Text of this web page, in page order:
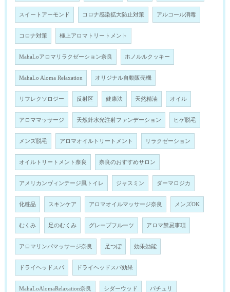
スイートアーモンド コロナ感染拡大防止対策 アルコール消毒
コロナ対策 極上アロマトリートメント
MahaLoアロマリラクゼーション奈良 ホノルルクッキー
MahaLo Aloma Relaxation オリジナル自動販売機
リフレクソロジー 反射区 健康法 天然精油 オイル
アロママッサージ 天然針水光注射ファンデーション ヒゲ脱毛
メンズ脱毛 アロマオイルトリートメント リラクゼーション
オイルトリートメント奈良 奈良のおすすめサロン
アメリカンヴィンテージ風トイレ ジャスミン ダーマロジカ
化粧品 スキンケア アロマオイルマッサージ奈良 メンズOK
むくみ 足のむくみ グレープフルーツ アロマ禁忌事項
アロマリンパマッサージ奈良 足つぼ 効果効能
ドライヘッドスパ ドライヘッドスパ効果
MahaLoAlomaRelaxation奈良 シダーウッド パチュリ